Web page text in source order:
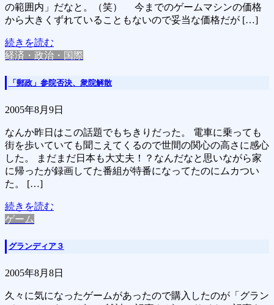
の範囲内」だなと。（笑） 今までのゲームマシンの価格
から大きくずれていることもないので妥当な価格だが […]
続きを読む
経済・政治・国際
「郵政」参院否決、衆院解散
2005年8月9日
なんか昨日はこの話題でもちきりだった。 電車に乗っても
街を歩いていても聞こえてくるので世間の関心の高さに感心
した。 まだまだ日本も大丈夫！？なんだなと思いながら家
に帰ったが録画してた番組が特番になってたのにムカつい
た。 […]
続きを読む
ゲーム
グランディア３
2005年8月8日
久々に気になったゲームがあったので購入したのが「グラン